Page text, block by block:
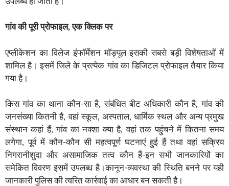
गांव की पूरी प्रोफाइल, एक क्लिक पर
एप्लीकेशन का विलेज इंफॉर्मेशन मॉड्यूल इसकी सबसे बड़ी विशेषताओं में
शामिल है। इसमें जिले के प्रत्येक गांव का डिजिटल प्रोफाइल तैयार किया
गया है।
किस गांव का थाना कौन-सा है, संबंधित बीट अधिकारी कौन है, गांव की
जनसंख्या कितनी है, वहां स्कूल, अस्पताल, धार्मिक स्थल और अन्य प्रमुख
संस्थान कहां हैं, गांव का नक्शा क्या है, वहां तक पहुंचने में कितना समय
लगेगा, पूर्व में कौन-कौन सी महत्वपूर्ण घटनाएं हुई हैं तथा वहां सक्रिय
निगरानीशुदा और असामाजिक तत्व कौन हैं-इन सभी जानकारियों का
समेकित विवरण इसमें उपलब्ध है।कानून-व्यवस्था की स्थिति बनने पर यही
जानकारी पुलिस की त्वरित कार्रवाई का आधार बन सकती है।